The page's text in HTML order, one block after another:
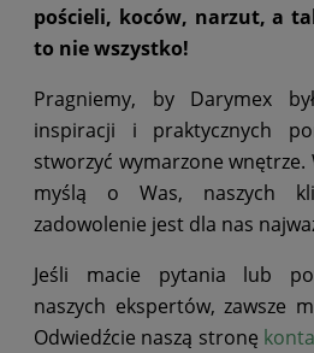
pościeli, koców, narzut, a
to nie wszystko!
Pragniemy, by Darymex
inspiracji i praktycznych
stworzyć wymarzone
myślą o Was, naszych
zadowolenie jest dla nas
Jeśli macie pytania lub
naszych ekspertów, zawsze
Odwiedźcie naszą stronę